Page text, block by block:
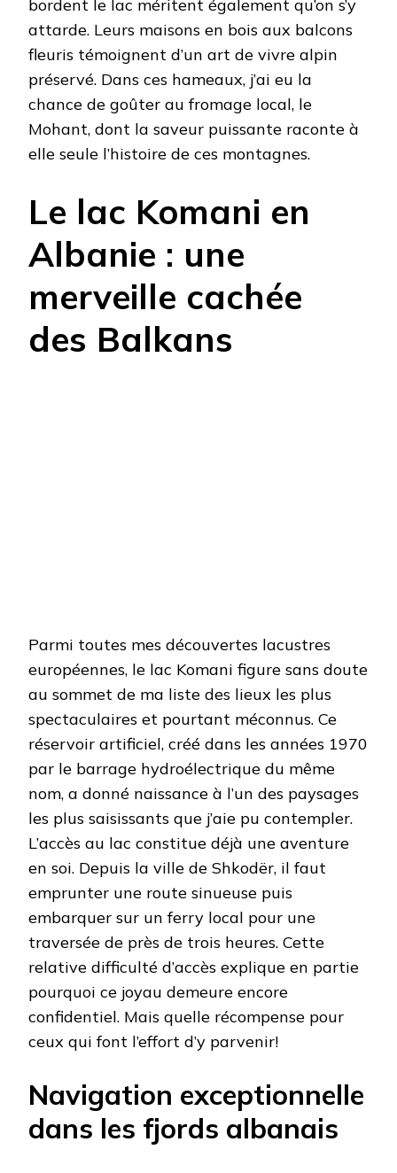
bordent le lac méritent également qu’on s’y
attarde. Leurs maisons en bois aux balcons
fleuris témoignent d’un art de vivre alpin
préservé. Dans ces hameaux, j’ai eu la
chance de goûter au fromage local, le
Mohant, dont la saveur puissante raconte à
elle seule l’histoire de ces montagnes.
Le lac Komani en
Albanie : une
merveille cachée
des Balkans
Parmi toutes mes découvertes lacustres
européennes, le lac Komani figure sans doute
au sommet de ma liste des lieux les plus
spectaculaires et pourtant méconnus. Ce
réservoir artificiel, créé dans les années 1970
par le barrage hydroélectrique du même
nom, a donné naissance à l’un des paysages
les plus saisissants que j’aie pu contempler.
L’accès au lac constitue déjà une aventure
en soi. Depuis la ville de Shkodër, il faut
emprunter une route sinueuse puis
embarquer sur un ferry local pour une
traversée de près de trois heures. Cette
relative difficulté d’accès explique en partie
pourquoi ce joyau demeure encore
confidentiel. Mais quelle récompense pour
ceux qui font l’effort d’y parvenir!
Navigation exceptionnelle
dans les fjords albanais